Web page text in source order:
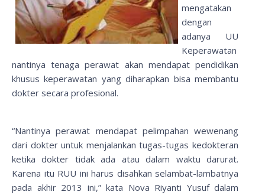
mengatakan
dengan
adanya UU
Keperawatan
nantinya tenaga perawat akan mendapat pendidikan
khusus keperawatan yang diharapkan bisa membantu
dokter secara profesional.
“Nantinya perawat mendapat pelimpahan wewenang
dari dokter untuk menjalankan tugas-tugas kedokteran
ketika dokter tidak ada atau dalam waktu darurat.
Karena itu RUU ini harus disahkan selambat-lambatnya
pada akhir 2013 ini,” kata Nova Riyanti Yusuf dalam